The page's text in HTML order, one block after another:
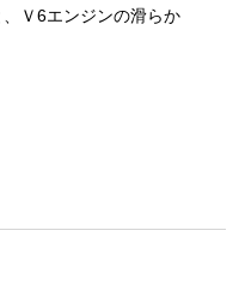
Ｖ6エンジンの滑らか